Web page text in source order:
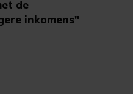
de
inkomens"